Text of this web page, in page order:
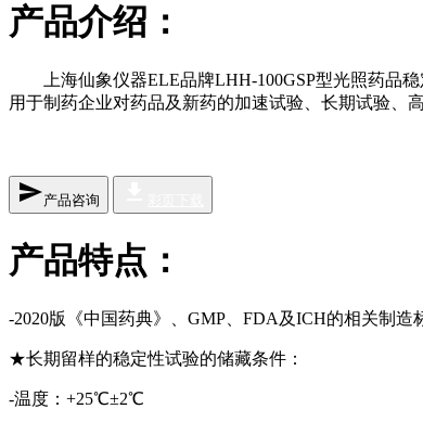
产品介绍：
上海仙象仪器ELE品牌LHH-100GSP型光照药
用于制药企业对药品及新药的加速试验、长期试验、
send产品咨询
产品特点：
-2020版《中国药典》、GMP、FDA及ICH的相关制造
★长期留样的稳定性试验的储藏条件：
-温度：+25℃±2℃